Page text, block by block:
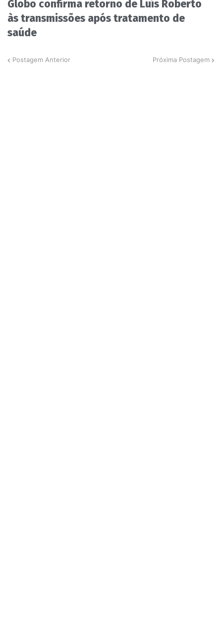
Globo confirma retorno de Luís Roberto
às transmissões após tratamento de
saúde
Postagem Anterior Próxima Postagem